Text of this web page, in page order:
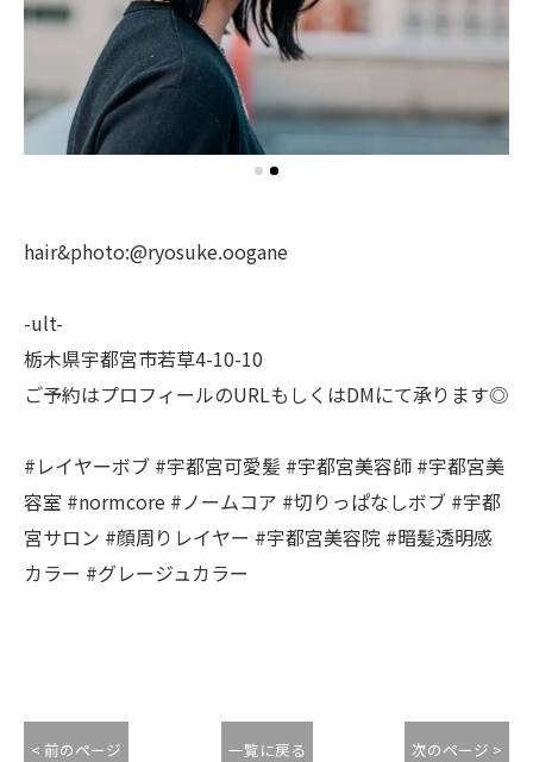
hair&photo:@ryosuke.oogane
-ult-
栃木県宇都宮市若草4-10-10
ご予約はプロフィールのURLもしくはDMにて承ります◎
#レイヤーボブ #宇都宮可愛髪 #宇都宮美容師 #宇都宮美
容室 #normcore #ノームコア #切りっぱなしボブ #宇都
宮サロン #顔周りレイヤー #宇都宮美容院 #暗髪透明感
カラー #グレージュカラー
< 前のページ 一覧に戻る 次のページ >